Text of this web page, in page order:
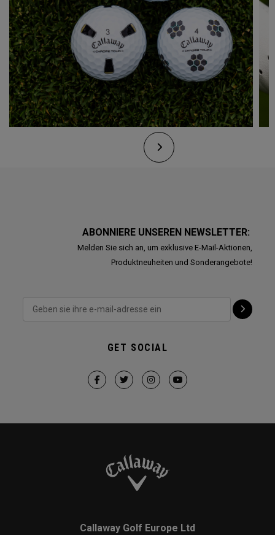
ABONNIERE UNSEREN NEWSLETTER:
Melden Sie sich an, um exklusive E-Mail-Aktionen,
Produktneuheiten und Sonderangebote!
GET SOCIAL
Callaway Golf Europe Ltd